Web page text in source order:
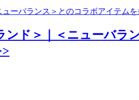
ーバランス＞とのコラボアイテム
ンド＞｜＜ニューバ